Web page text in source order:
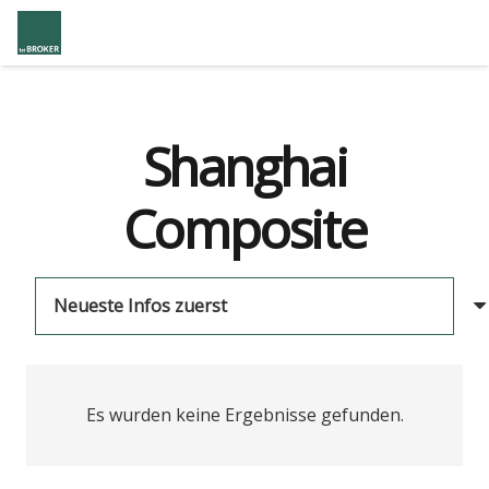
Shanghai
Composite
Es wurden keine Ergebnisse gefunden.